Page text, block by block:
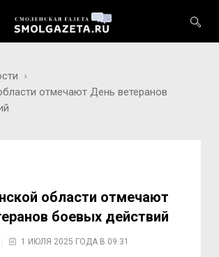
отмечают День ветеранов
области отмечают
боевых действий
1 ИЮЛЯ 2025 ГОДА В 09:31